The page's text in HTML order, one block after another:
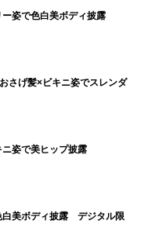
姿で色白美ボディ披露
さげ髪×ビキニ姿でスレンダ
姿で美ヒップ披露
白美ボディ披露 デジタル限